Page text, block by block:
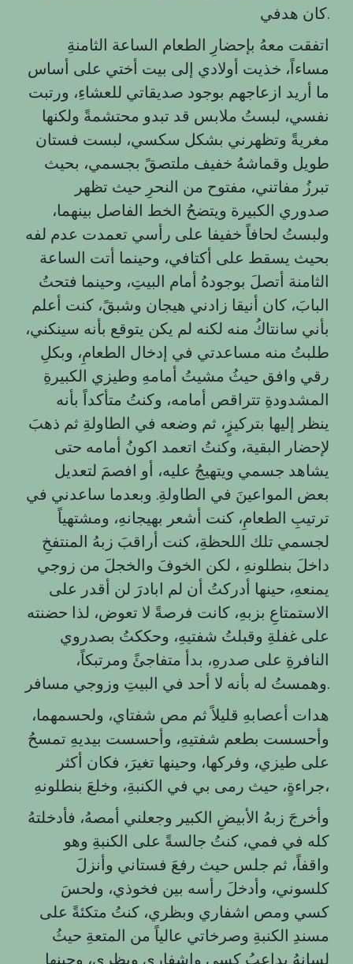
كان هدفي.
اتفقت معهُ بإحضارِ الطعام الساعة الثامنةِ
مساءاً، خذيت أولادي إلى بيت أختي على أساس
ما أريد ازعاجهم بوجود صديقاتي للعشاءِ، ورتبت
نفسي، لبستُ ملابس قد تبدو محتشمةً ولكنها
مغريةً وتظهرني بشكل سكسي، لبست فستان
طويل وقماشهُ خفيف ملتصقً بجسمي، بحيث
تبرزُ مفاتني، مفتوح من النحرِ حيث تظهر
صدوري الكبيرة ويتضحُ الخط الفاصل بينهما،
ولبستُ لحافاً خفيفا على رأسي تعمدت عدم لفه
بحيث يسقط على أكتافي، وحينما أتت الساعة
الثامنة أتصلَ بوجودهُ أمام البيتِ، وحينما فتحتُ
البابَ، كان أنيقا زادني هيجان وشبقً، كنت أعلم
بأني سانتاكُ منه لكنه لم يكن يتوقع بأنه سينكني،
طلبتُ منه مساعدتي في إدخال الطعامِ، وبكلِ
رقي وافق حيثُ مشيتُ أمامهِ وطيزي الكبيرةِ
المشدودةِ تتراقص أمامه، وكنتُ متأكداً بأنه
ينظر إليها بتركيزٍ، ثم وضعه في الطاولةِ ثم ذهبَ
لإحضار البقية، وكنتُ اتعمد اكونُ أمامه حتى
يشاهد جسمي ويتهيجُ عليه، أو افصمَ لتعديل
بعض المواعينَ في الطاولةِ. وبعدما ساعدني في
ترتيبِ الطعامِ، كنت أشعر بهيجانهِ، ومشتهياً
لجسمي تلك اللحظةِ، كنت أراقبَ زبهُ المنتفخِ
داخلَ بنطلونهِ ، لكن الخوفَ والخجلَ من زوجي
يمنعهِ، حينها أدركتُ أن لم ابادرَ لن أقدر على
الاستمتاعِ بزبهِ، كانت فرصةً لا تعوض، لذا حضنته
على غفلةِ وقبلتُ شفتيهِ، وحككتُ بصدروي
النافرةِ على صدرهِ، بدأ متفاجئً ومرتبكاً،
وهمستُ له بأنه لا أحد في البيتِ وزوجي مسافر.
هدات أعصابهِ قليلاً ثم مص شفتاي، ولحسمهما،
وأحسست بطعم شفتيهِ، وأحسست بيديهِ تمسحُ
على طيزي، وفركها، وحينها تغيرَ، فكان أكثر
جراءةٍ، حيث رمى بي في الكنبةِ، وخلعَ بنطلونهِ،
وأخرجَ زبهُ الأبيضِ الكبير وجعلني أمصهُ، فأدخلتهُ
كله في فمي، كنتُ جالسةً على الكنبةِ وهو
واقفاً، ثم جلس حيث رفعَ فستاني وأنزلَ
كلسوني، وأدخلَ رأسه بين فخوذي، ولحسَ
كسي ومص اشفاري وبظري، كنتُ متكئةً على
مسندِ الكنبةِ وصرخاتي عالياً من المتعةِ حيثُ
لسانهُ يداعبُ كسي واشفاري وبظري، وحينها